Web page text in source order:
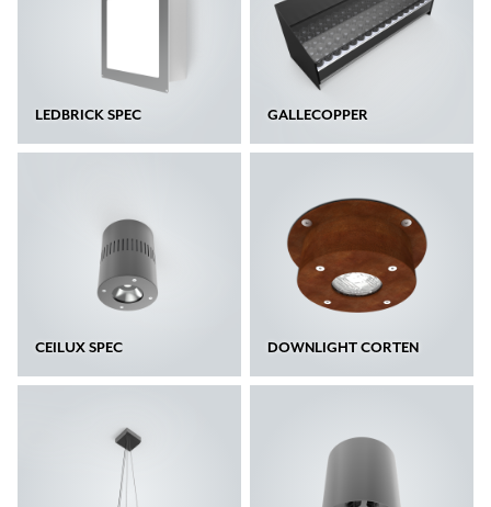
LEDBRICK SPEC GALLECOPPER
CEILUX SPEC DOWNLIGHT CORTEN